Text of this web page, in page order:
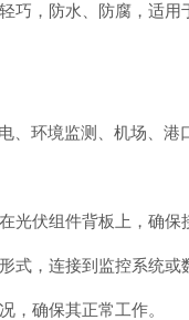
巧，防水、防腐，适用
、环境监测、机场、
光伏组件背板上，确保
式，连接到监控系统或
，确保其正常工作。